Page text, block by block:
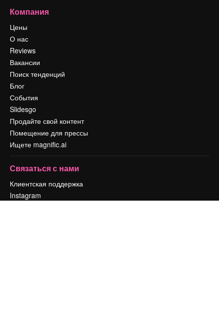
Компания
Цены
О нас
Reviews
Вакансии
Поиск тенденций
Блог
События
Slidesgo
Продайте свой контент
Помещение для прессы
Ищете magnific.ai
Связаться с нами
Клиентская поддержка
Instagram